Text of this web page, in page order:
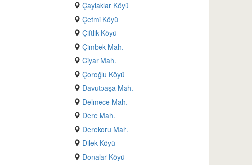
Çaylaklar Köyü
Çetmi Köyü
Çiftlik Köyü
Çimbek Mah.
Ciyar Mah.
Çoroğlu Köyü
Davutpaşa Mah.
Delmece Mah.
Dere Mah.
Derekoru Mah.
Dilek Köyü
Donalar Köyü